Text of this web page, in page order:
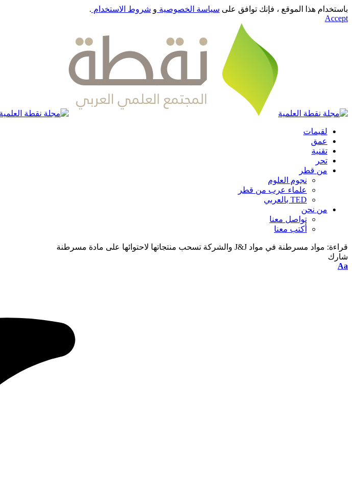
باستخدام هذا الموقع ، فإنك توافق على سياسة الخصوصية و شروط الاستخدام .
Accept
لقيمات
عمق
تقنية
تحر
من قطر
نجوم العلوم
علماء عرب من قطر
TED بالعربي
من نحن
تواصل معنا
أكتب معنا
قراءة: مواد مسرطنة في مواد J&J والشركة تسحب منتجاتها لاحتوائها على مادة مسرطنة
شارك
Aa